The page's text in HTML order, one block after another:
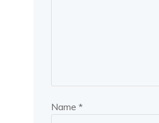
Name *